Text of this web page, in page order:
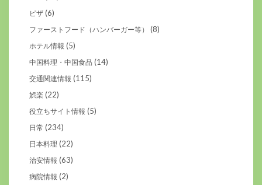
ピザ (6)
ファーストフード（ハンバーガー等） (8)
ホテル情報 (5)
中国料理・中国食品 (14)
交通関連情報 (115)
娯楽 (22)
役立ちサイト情報 (5)
日常 (234)
日本料理 (22)
治安情報 (63)
病院情報 (2)